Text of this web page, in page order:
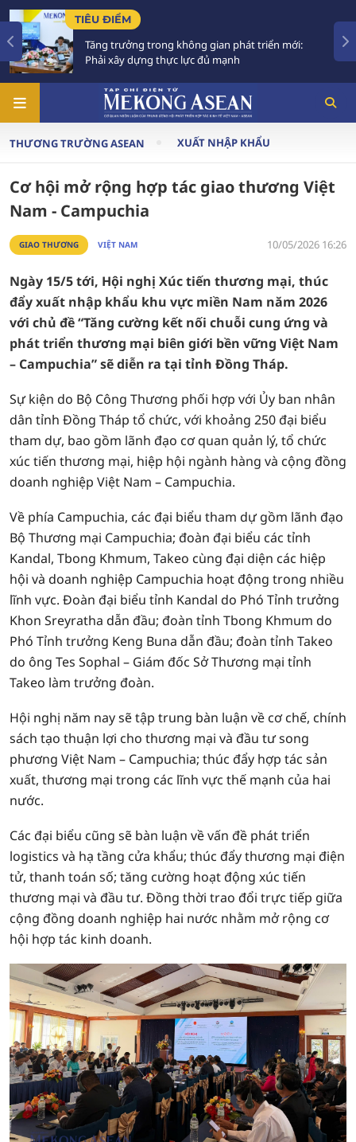
gian phát triển mới:
đủ mạnh
Trình Quốc hội dự án
trên 288.000 tỷ đồng
THƯƠNG TRƯỜNG ASEAN XUẤT NHẬP KHẨU
Cơ hội mở rộng hợp tác giao thương Việt
Nam - Campuchia
GIAO THƯƠNG VIỆT NAM 10/05/2026 16:26
Ngày 15/5 tới, Hội nghị Xúc tiến thương mại, thúc
đẩy xuất nhập khẩu khu vực miền Nam năm 2026
với chủ đề “Tăng cường kết nối chuỗi cung ứng và
phát triển thương mại biên giới bền vững Việt Nam
– Campuchia” sẽ diễn ra tại tỉnh Đồng Tháp.
Sự kiện do Bộ Công Thương phối hợp với Ủy ban nhân
dân tỉnh Đồng Tháp tổ chức, với khoảng 250 đại biểu
tham dự, bao gồm lãnh đạo cơ quan quản lý, tổ chức
xúc tiến thương mại, hiệp hội ngành hàng và cộng đồng
doanh nghiệp Việt Nam – Campuchia.
Về phía Campuchia, các đại biểu tham dự gồm lãnh đạo
Bộ Thương mại Campuchia; đoàn đại biểu các tỉnh
Kandal, Tbong Khmum, Takeo cùng đại diện các hiệp
hội và doanh nghiệp Campuchia hoạt động trong nhiều
lĩnh vực. Đoàn đại biểu tỉnh Kandal do Phó Tỉnh trưởng
Khon Sreyratha dẫn đầu; đoàn tỉnh Tbong Khmum do
Phó Tỉnh trưởng Keng Buna dẫn đầu; đoàn tỉnh Takeo
do ông Tes Sophal – Giám đốc Sở Thương mại tỉnh
Takeo làm trưởng đoàn.
Hội nghị năm nay sẽ tập trung bàn luận về cơ chế, chính
sách tạo thuận lợi cho thương mại và đầu tư song
phương Việt Nam – Campuchia; thúc đẩy hợp tác sản
xuất, thương mại trong các lĩnh vực thế mạnh của hai
nước.
Các đại biểu cũng sẽ bàn luận về vấn đề phát triển
logistics và hạ tầng cửa khẩu; thúc đẩy thương mại điện
tử, thanh toán số; tăng cường hoạt động xúc tiến
thương mại và đầu tư. Đồng thời trao đổi trực tiếp giữa
cộng đồng doanh nghiệp hai nước nhằm mở rộng cơ
hội hợp tác kinh doanh.